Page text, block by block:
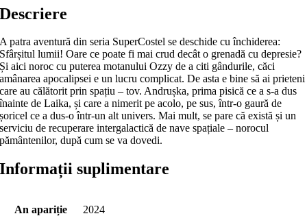
Descriere
A patra aventură din seria SuperCostel se deschide cu închiderea:
Sfârșitul lumii! Oare ce poate fi mai crud decât o grenadă cu depresie?
Și aici noroc cu puterea motanului Ozzy de a citi gândurile, căci
amânarea apocalipsei e un lucru complicat. De asta e bine să ai prieteni
care au călătorit prin spațiu – tov. Andrușka, prima pisică ce a s-a dus
înainte de Laika, și care a nimerit pe acolo, pe sus, într-o gaură de
șoricel ce a dus-o într-un alt univers. Mai mult, se pare că există și un
serviciu de recuperare intergalactică de nave spațiale – norocul
pământenilor, după cum se va dovedi.
Informații suplimentare
An apariție 2024